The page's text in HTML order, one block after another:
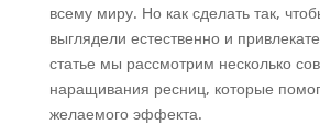
всему миру. Но как сделать так,
выглядели естественно и
статье мы рассмотрим несколько
наращивания ресниц, которые
желаемого эффекта.